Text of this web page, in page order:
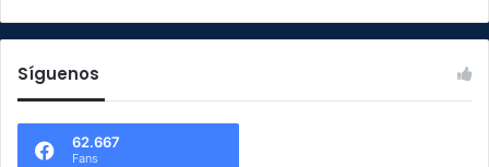
Síguenos
62.667
Fans